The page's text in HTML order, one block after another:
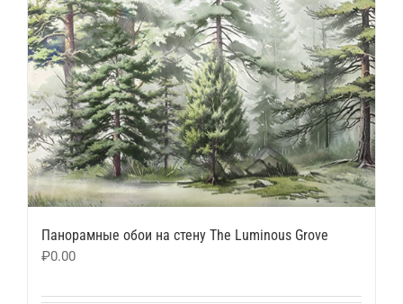
Панорамные обои на стену The Luminous Grove
₽0.00